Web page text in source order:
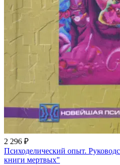
2 296 ₽
Психоделический опыт.
книги мертвых"